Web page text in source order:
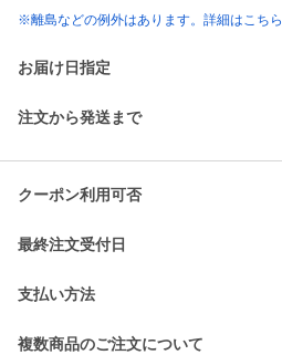
※離島などの例外はあります。詳細はこちら
お届け日指定
注文から発送まで
クーポン利用可否
最終注文受付日
支払い方法
複数商品のご注文について